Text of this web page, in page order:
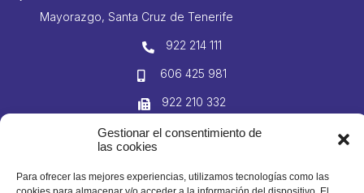
Gestionar el consentimiento de
las cookies
Para ofrecer las mejores experiencias, utilizamos tecnologías como las
Mayorazgo, Santa Cruz de Tenerife
922 214 111
606 425 981
922 210 332
info@domingogutierrez.com